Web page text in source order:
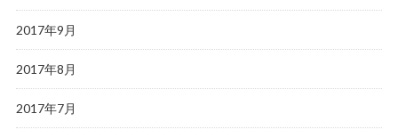
2017年9月
2017年8月
2017年7月